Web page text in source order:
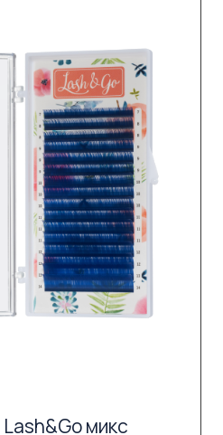
микс